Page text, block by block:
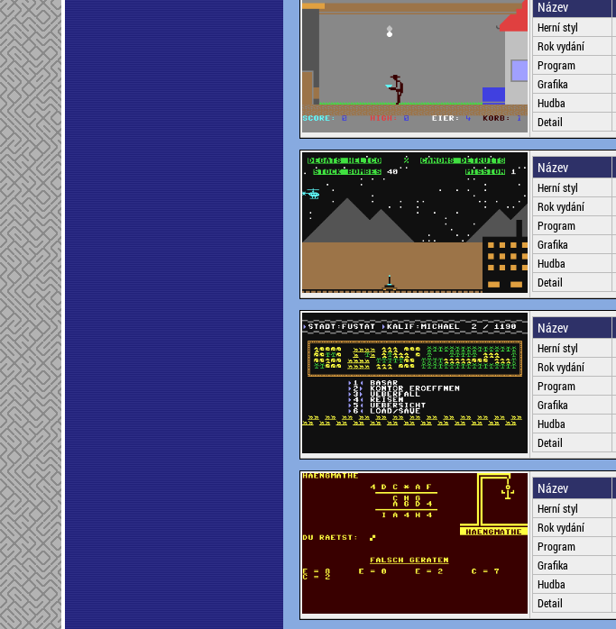
Název
Herní styl
Rok vydání
Program
Grafika
Hudba
Detail
Název
Herní styl
Rok vydání
Program
Grafika
Hudba
Detail
Název
Herní styl
Rok vydání
Program
Grafika
Hudba
Detail
Název
Herní styl
Rok vydání
Program
Grafika
Hudba
Detail